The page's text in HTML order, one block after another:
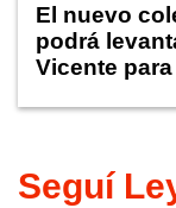
El nuevo
podrá
Vicente
Seguí